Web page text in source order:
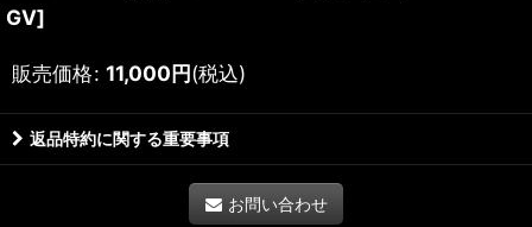
GV]
販売価格: 11,000円(税込)
返品特約に関する重要事項
お問い合わせ